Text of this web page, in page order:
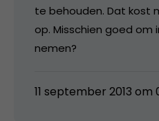
te behouden. Dat kost
op. Misschien goed om
nemen?
11 september 2013 om